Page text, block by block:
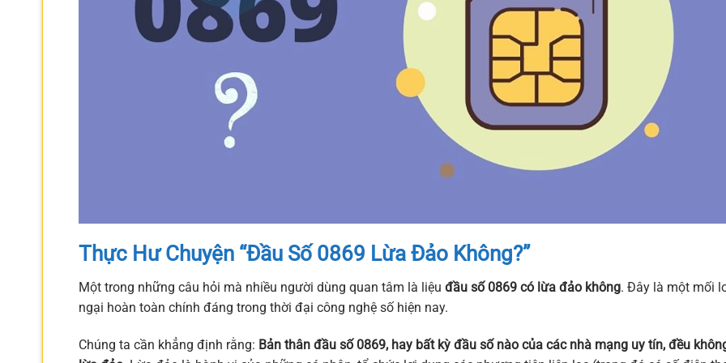
Thực Hư Chuyện “Đầu Số 0869 Lừa Đảo Không?”
Một trong những câu hỏi mà nhiều người dùng quan tâm là liệu đầu số 0869 có lừa đảo không. Đây là một mối
ngại hoàn toàn chính đáng trong thời đại công nghệ số hiện nay.
Chúng ta cần khẳng định rằng: Bản thân đầu số 0869, hay bất kỳ đầu số nào của các nhà mạng uy tín, đều